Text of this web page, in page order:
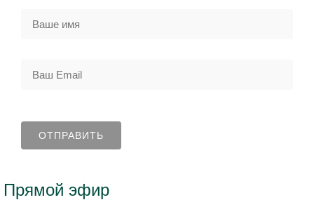
Прямой эфир